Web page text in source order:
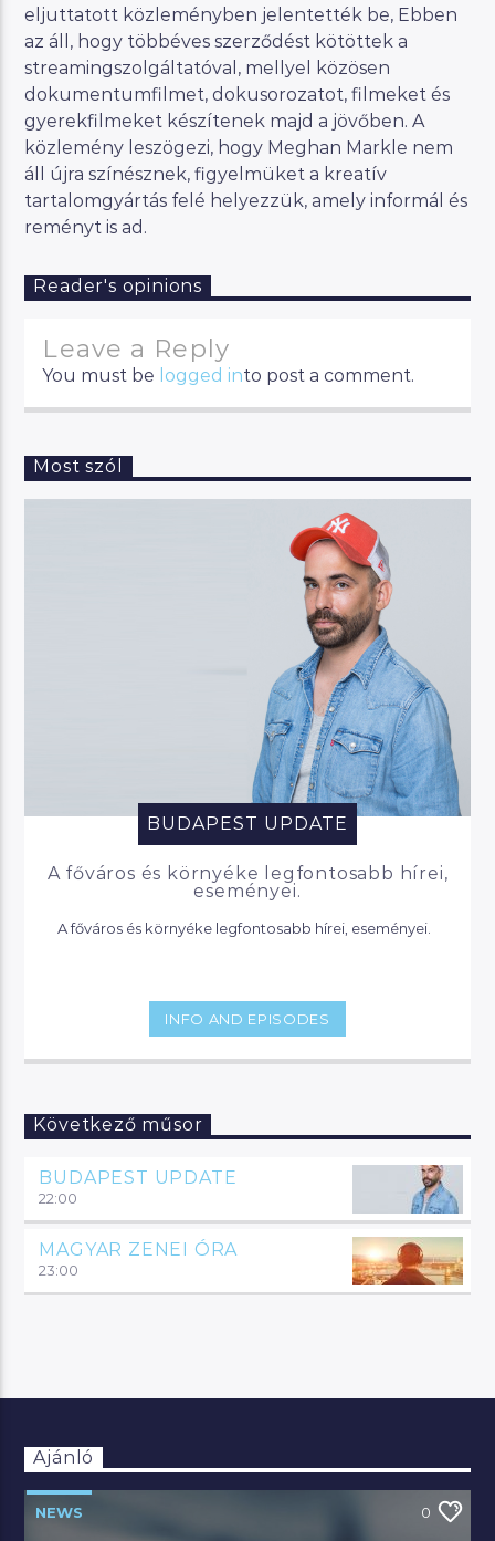
eljuttatott közleményben jelentették be, Ebben
az áll, hogy többéves szerződést kötöttek a
streamingszolgáltatóval, mellyel közösen
dokumentumfilmet, dokusorozatot, filmeket és
gyerekfilmeket készítenek majd a jövőben. A
közlemény leszögezi, hogy Meghan Markle nem
áll újra színésznek, figyelmüket a kreatív
tartalomgyártás felé helyezzük, amely informál és
reményt is ad.
Reader's opinions
Leave a Reply
You must be logged into post a comment.
Most szól
BUDAPEST UPDATE
A főváros és környéke legfontosabb hírei,
eseményei.
INFO AND EPISODES
Következő műsor
BUDAPEST UPDATE
22:00
MAGYAR ZENEI ÓRA
23:00
Ajánló
NEWS 0